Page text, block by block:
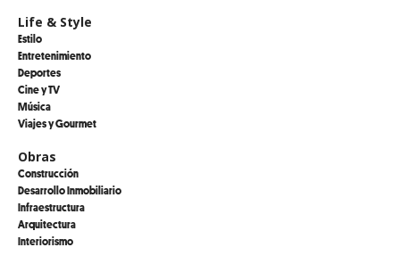
Life & Style
Estilo
Entretenimiento
Deportes
Cine y TV
Música
Viajes y Gourmet
Obras
Construcción
Desarrollo Inmobiliario
Infraestructura
Arquitectura
Interiorismo